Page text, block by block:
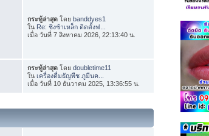
กระทู้ล่าสุด โดยbanddyes1
ใน Re: ชิงช้าเหล็ก ติดตั้งฟ...
เมื่อ วันที่ 7 สิงหาคม 2026, 22:13:40 น.
กระทู้ล่าสุด โดยdoubletime11
ในเครื่องดื่มธัญพืช ภูมีนค...
เมื่อ วันที่ 10 ธันวาคม 2025, 13:36:55 น.